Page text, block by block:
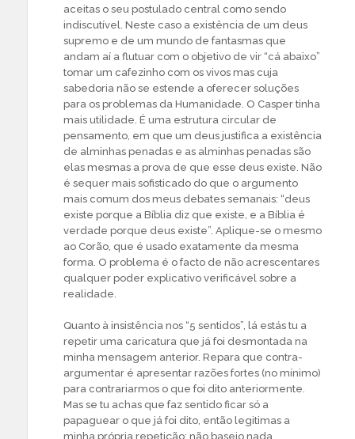
aceitas o seu postulado central como sendo
indiscutível. Neste caso a existência de um deus
supremo e de um mundo de fantasmas que
andam aí a flutuar com o objetivo de vir “cá abaixo”
tomar um cafezinho com os vivos mas cuja
sabedoria não se estende a oferecer soluções
para os problemas da Humanidade. O Casper tinha
mais utilidade. É uma estrutura circular de
pensamento, em que um deus justifica a existência
de alminhas penadas e as alminhas penadas são
elas mesmas a prova de que esse deus existe. Não
é sequer mais sofisticado do que o argumento
mais comum dos meus debates semanais: “deus
existe porque a Bíblia diz que existe, e a Bíblia é
verdade porque deus existe”. Aplique-se o mesmo
ao Corão, que é usado exatamente da mesma
forma. O problema é o facto de não acrescentares
qualquer poder explicativo verificável sobre a
realidade.
Quanto à insistência nos “5 sentidos”, lá estás tu a
repetir uma caricatura que já foi desmontada na
minha mensagem anterior. Repara que contra-
argumentar é apresentar razões fortes (no mínimo)
para contrariarmos o que foi dito anteriormente.
Mas se tu achas que faz sentido ficar só a
papaguear o que já foi dito, então legitimas a
minha própria repetição: não baseio nada